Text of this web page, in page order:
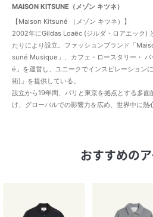
MAISON KITSUNE（メゾン キツネ）
【Maison Kitsuné （メゾン キツネ）】
2002年にGildas Loaëc (ジルダ・ロアエック)
たりにより設立。ファッションブランド「
suné Musique」、カフェ・ロースタリー・
é」を運営し、ユニークでインスピレーション
術)」を提供している。
設立から19年間、パリと東京を拠点とする多
け、グローバルでの影響⼒を広め、世界中に熱
おすすめの